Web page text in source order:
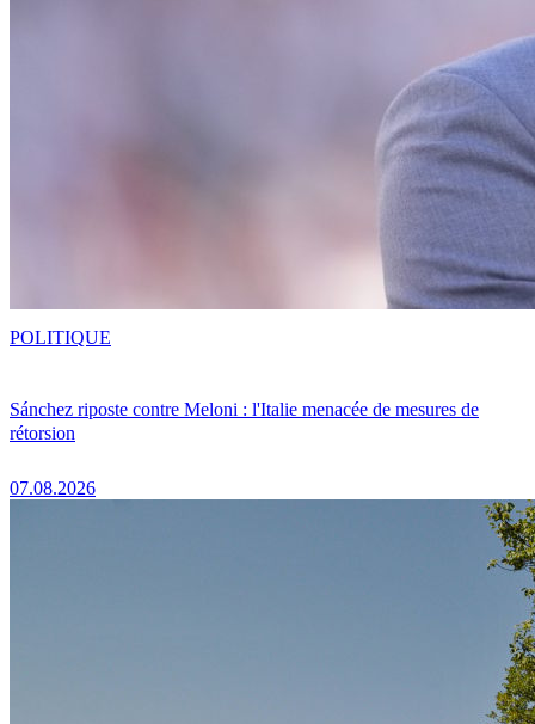
Sánchez riposte contre Meloni : l'Italie menacée de mesures de
rétorsion
07.08.2026
POLITIQUE